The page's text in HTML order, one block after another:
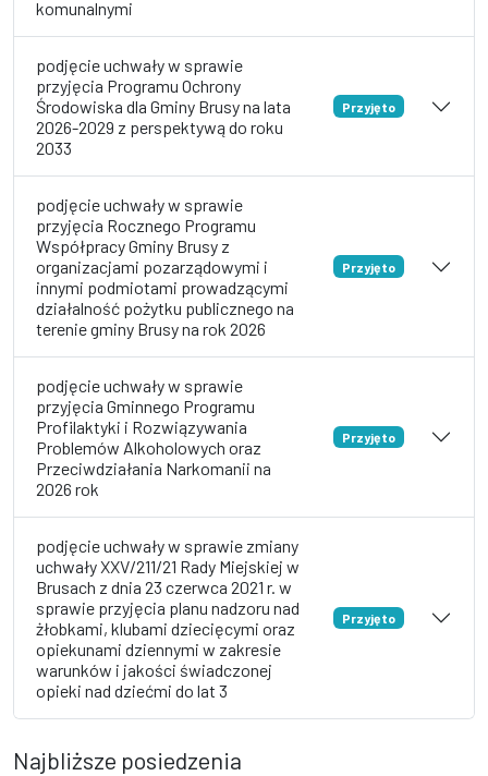
komunalnymi
podjęcie uchwały w sprawie
przyjęcia Programu Ochrony
Środowiska dla Gminy Brusy na lata
2026-2029 z perspektywą do roku
2033
Przyjęto
podjęcie uchwały w sprawie
przyjęcia Rocznego Programu
Współpracy Gminy Brusy z
organizacjami pozarządowymi i
innymi podmiotami prowadzącymi
działalność pożytku publicznego na
terenie gminy Brusy na rok 2026
Przyjęto
podjęcie uchwały w sprawie
przyjęcia Gminnego Programu
Profilaktyki i Rozwiązywania
Problemów Alkoholowych oraz
Przeciwdziałania Narkomanii na
2026 rok
Przyjęto
podjęcie uchwały w sprawie zmiany
uchwały XXV/211/21 Rady Miejskiej w
Brusach z dnia 23 czerwca 2021 r. w
sprawie przyjęcia planu nadzoru nad
żłobkami, klubami dziecięcymi oraz
opiekunami dziennymi w zakresie
warunków i jakości świadczonej
opieki nad dziećmi do lat 3
Przyjęto
Najbliższe posiedzenia